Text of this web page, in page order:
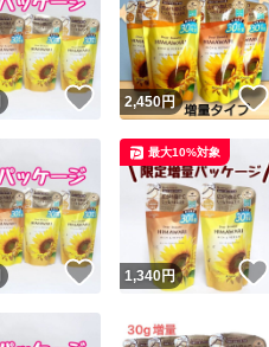
いいね！
2,450円
いいね！
1,340円
最大10%対象